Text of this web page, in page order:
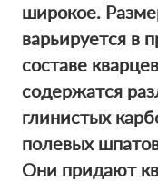
широкое.
варьируется в
составе
содержатся
глинистых
полевых
Они придают